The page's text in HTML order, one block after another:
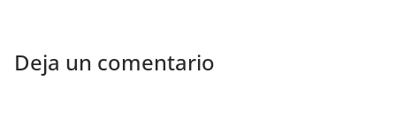
Deja un comentario